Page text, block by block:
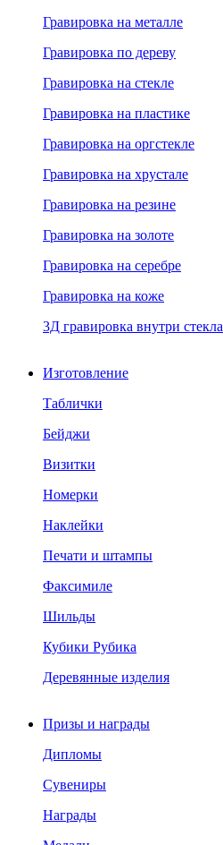
Гравировка на металле
Гравировка по дереву
Гравировка на стекле
Гравировка на пластике
Гравировка на оргстекле
Гравировка на хрустале
Гравировка на резине
Гравировка на золоте
Гравировка на серебре
Гравировка на коже
3Д гравировка внутри стекла
Изготовление
Таблички
Бейджи
Визитки
Номерки
Наклейки
Печати и штампы
Факсимиле
Шильды
Кубики Рубика
Деревянные изделия
Призы и награды
Дипломы
Сувениры
Награды